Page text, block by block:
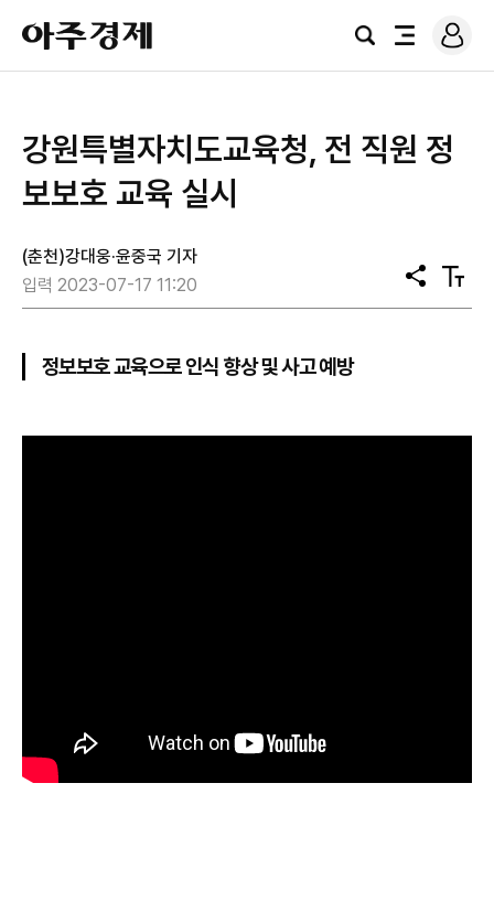
아
주
경
검
전
로
그
강원특별자치도교육청, 전 직원 정
보보호 교육 실시
(춘천)강대웅·윤중국 기자
입력 2023-07-17 11:20
공
유
텍
스
정보보호 교육으로 인식 향상 및 사고 예방